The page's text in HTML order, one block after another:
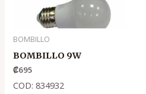
BOMBILLO
BOMBILLO 9W
₡695
COD: 834932